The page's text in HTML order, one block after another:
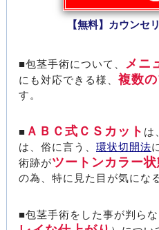
【無料】カウンセ
■包茎手術について、 メニ
にも対応できる様、 複数
す。
■ ＡＢＣ式ＣＳカット は
は、俗に言う、 環状切開法
術跡がツートンカラー状
の為、特に見た目が気にな
■包茎手術をした事が判ら